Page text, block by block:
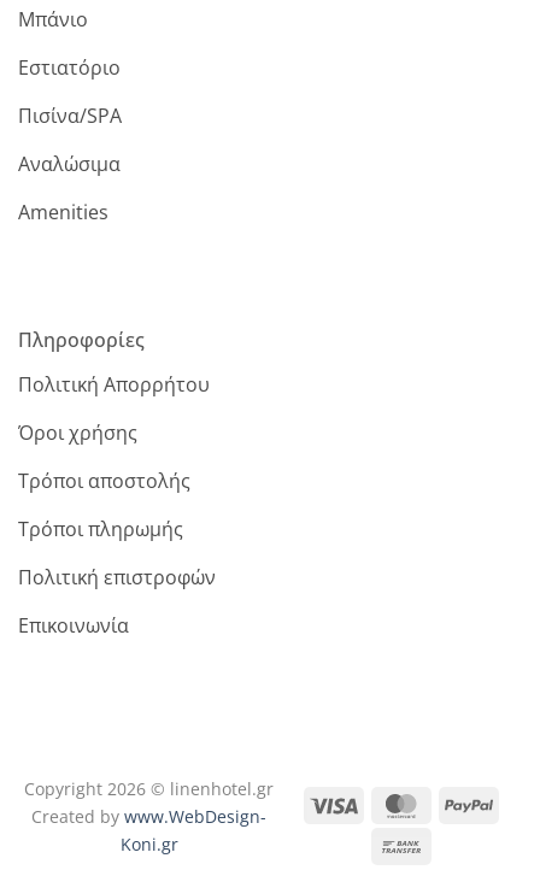
Μπάνιο
Εστιατόριο
Πισίνα/SPA
Αναλώσιμα
Amenities
Πληροφορίες
Πολιτική Απορρήτου
Όροι χρήσης
Τρόποι αποστολής
Τρόποι πληρωμής
Πολιτική επιστροφών
Επικοινωνία
Visa MasterCard
Copyright 2026 © linenhotel.gr
Created bywww.WebDesign-
Koni.gr